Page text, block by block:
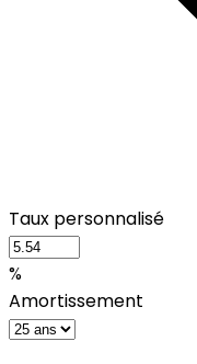
Taux personnalisé
%
Amortissement